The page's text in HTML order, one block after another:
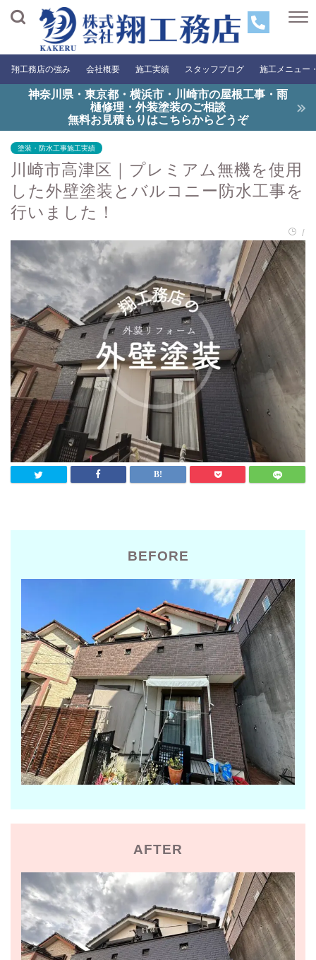
翔工務店の強み 会社概要 施工実績 スタッフブログ 施工メニュー
神奈川県・東京都・横浜市・川崎市の屋根工事・雨
樋修理・外装塗装のご相談
無料お見積もりはこちらからどうぞ
塗装・防水工事施工実績
川崎市高津区｜プレミアム無機を使用
した外壁塗装とバルコニー防水工事を
行いました！
/
BEFORE
AFTER